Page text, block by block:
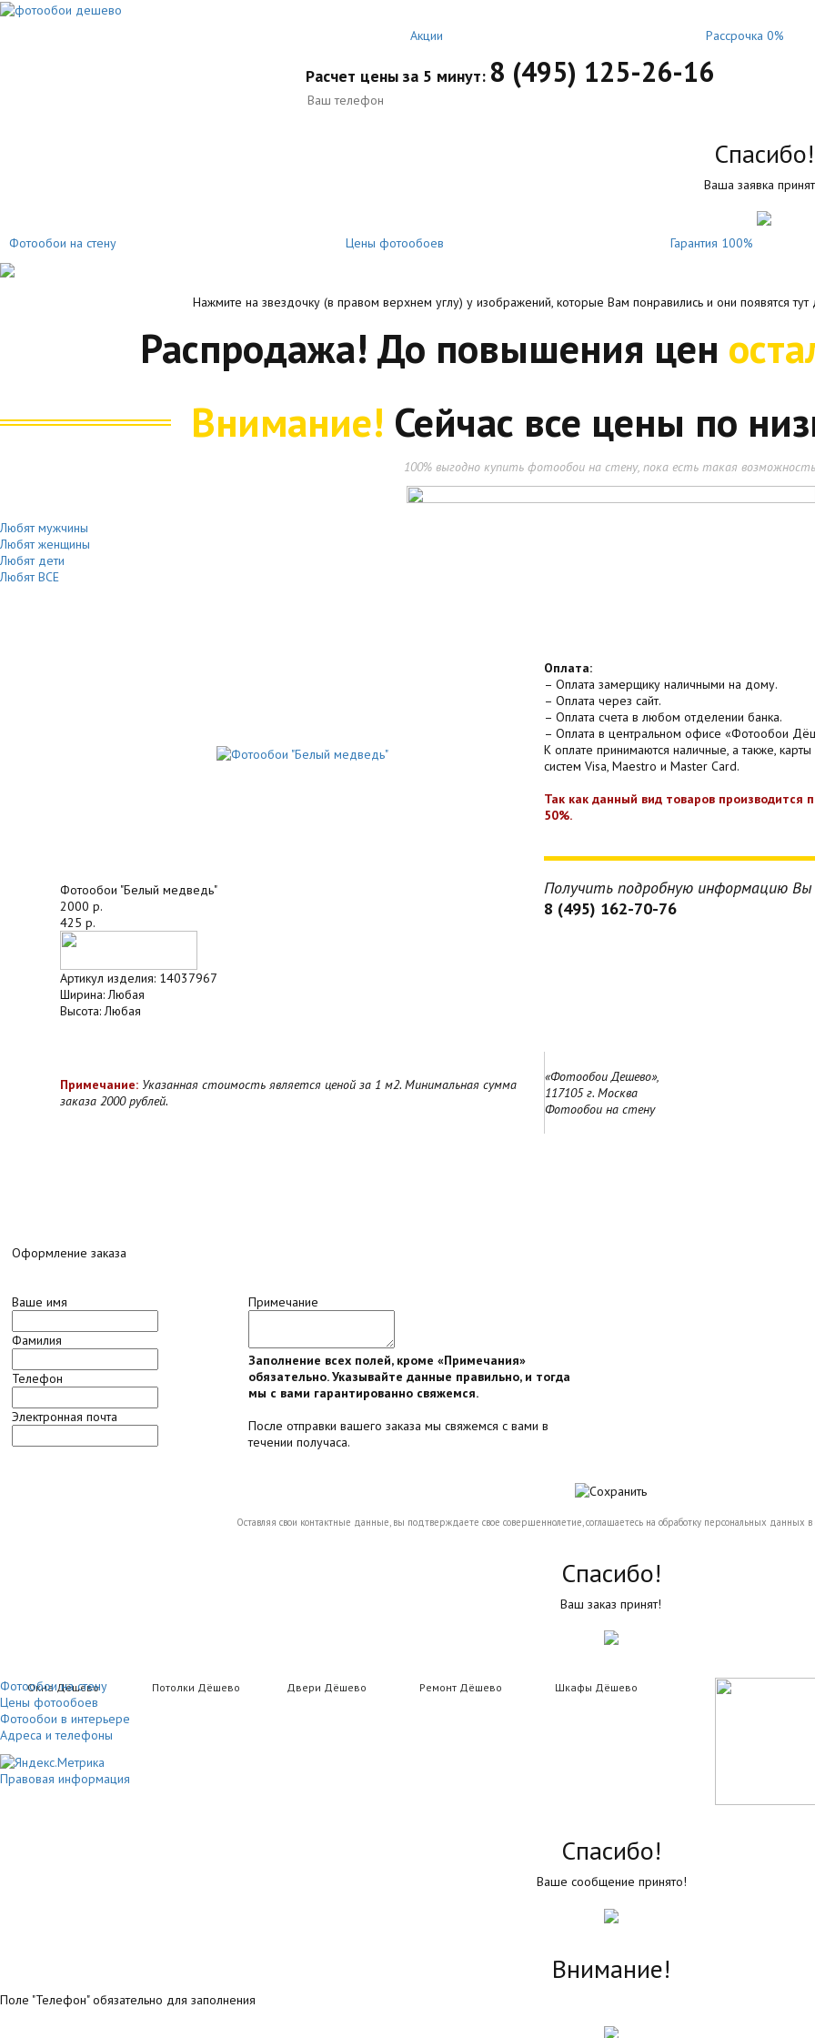
Акции Рассрочка 0%
Расчет цены за 5 минут: 8 (495) 125-26-16
Спасибо!
Ваша заявка
Фотообои на стену Цены фотообоев Гарантия 100%
Нажмите на звездочку (в правом верхнем углу) у изображений, которые Вам понравились и они появятся тут
Распродажа! До повышения цен
Внимание! Сейчас все цены по
100% выгодно купить фотообои на стену, пока есть такая
Любят мужчины
Любят женщины
Любят дети
Любят ВСЕ
Фотообои "Белый медведь"
2000 р.
425 р.
Артикул изделия: 14037967
Ширина:Любая
Высота:Любая
Оплата:
– Оплата замерщику наличными на дому.
– Оплата через сайт.
– Оплата счета в любом отделении банка.
– Оплата в центральном офисе «Фотообои
К оплате принимаются наличные, а также,
систем Visa, Maestro и Master Card.
Так как данный вид товаров
50%.
Получить подробную информацию
8 (495) 162-70-76
Примечание: Указанная стоимость является ценой за 1 м2. Минимальная сумма
заказа 2000 рублей.
«Фотообои Дешево»,
117105 г. Москва
Фотообои на стену
Оформление заказа
Ваше имя
Фамилия
Телефон
Электронная почта
Примечание
Заполнение всех полей, кроме «Примечания»
обязательно. Указывайте данные правильно, и тогда
мы с вами гарантированно свяжемся.
После отправки вашего заказа мы свяжемся с вами в
течении получаса.
Оставляя свои контактные данные, вы подтверждаете свое совершеннолетие, соглашаетесь на обработку персональных данных в
Спасибо!
Ваш заказ принят!
Окна Дёшево Потолки Дёшево Двери Дёшево Ремонт Дёшево Шкафы Дёшево
Фотообои на стену
Цены фотообоев
Фотообои в интерьере
Адреса и телефоны
Правовая информация
Спасибо!
Ваше сообщение принято!
Внимание!
Поле "Телефон" обязательно для заполнения